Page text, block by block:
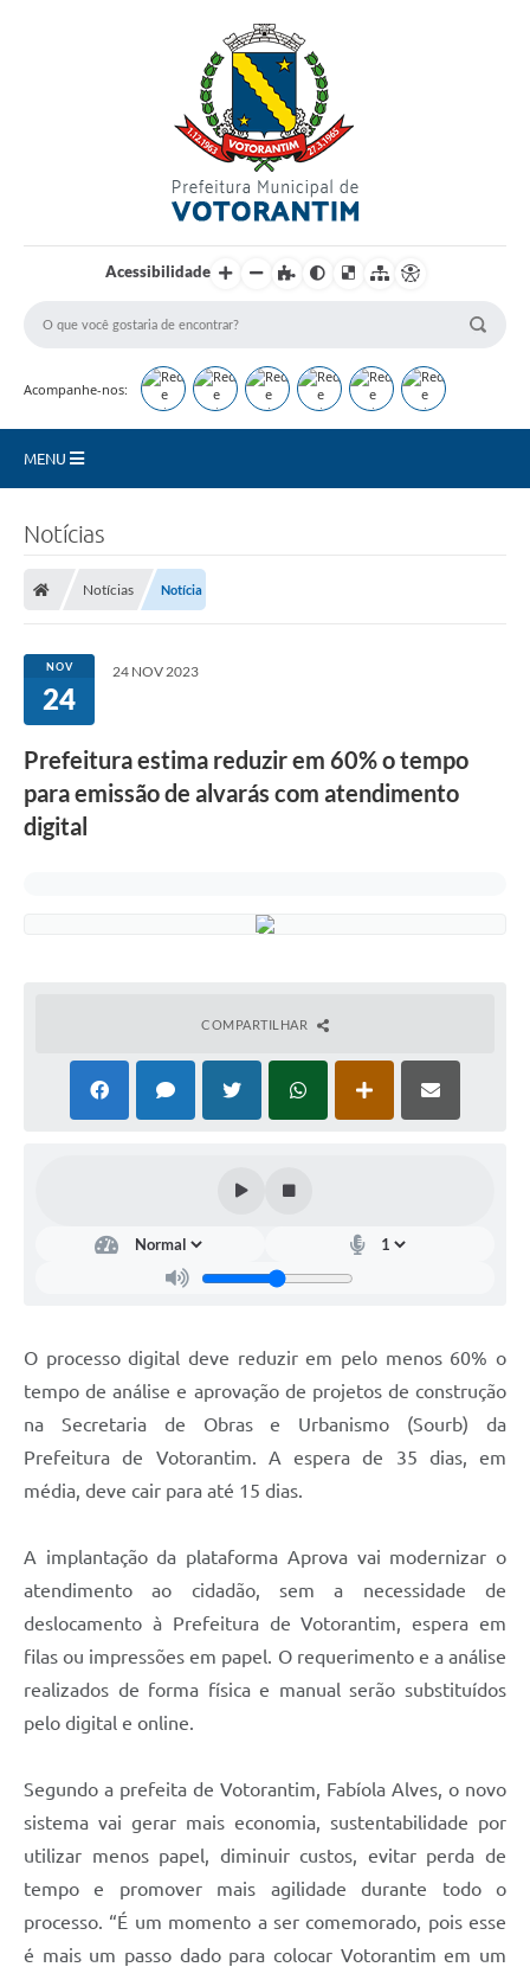
Acessibilidade
Acompanhe-nos:
MENU
Carta de Serviços
Vagas PAT
Transparência
Selo Verde
Compra Direta
Pesquisa Dificuldades no Licenciamento de Empresas
Plano Municipal de Retomada das Aulas Presenciais
COVID - 19
Ouvidoria
Uso de Internet e Recursos de Informática
Guarda Civil Municipal (GCM)
Arborização urbana
Manual para arquivo de remessa – NFSe
Legislação
IPTU Selo Verde
Notícias
Notícias
Notícias Notícia
NOV
24
24 NOV 2023
Prefeitura estima reduzir em 60% o tempo
para emissão de alvarás com atendimento
digital
COMPARTILHAR
O processo digital deve reduzir em pelo menos 60% o
tempo de análise e aprovação de projetos de construção
na Secretaria de Obras e Urbanismo (Sourb) da
Prefeitura de Votorantim. A espera de 35 dias, em
média, deve cair para até 15 dias.
A implantação da plataforma Aprova vai modernizar o
atendimento ao cidadão, sem a necessidade de
deslocamento à Prefeitura de Votorantim, espera em
filas ou impressões em papel. O requerimento e a análise
realizados de forma física e manual serão substituídos
pelo digital e online.
Segundo a prefeita de Votorantim, Fabíola Alves, o novo
sistema vai gerar mais economia, sustentabilidade por
utilizar menos papel, diminuir custos, evitar perda de
tempo e promover mais agilidade durante todo o
processo. “É um momento a ser comemorado, pois esse
é mais um passo dado para colocar Votorantim em um